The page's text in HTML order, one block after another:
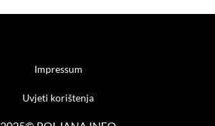
Impressum
Uvjeti korištenja